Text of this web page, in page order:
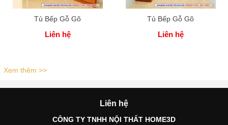
Tủ Bếp Gỗ Gõ
Liên hệ
Tủ Bếp Gỗ Gõ
Liên hệ
Xem thêm >>
Liên hệ
CÔNG TY TNHH NỘI THẤT HOME3D